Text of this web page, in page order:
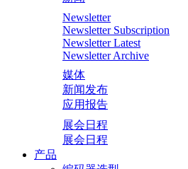
Newsletter
Newsletter Subscription
Newsletter Latest
Newsletter Archive
媒体
新闻发布
应用报告
展会日程
展会日程
产品